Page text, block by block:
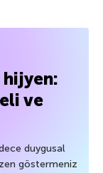
hijyen:
ve
duygusal
göstermeniz